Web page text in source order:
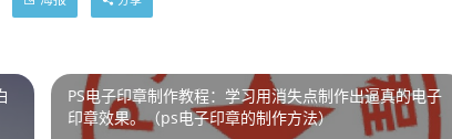
PS电子印章制作教程：学习用消失点制作出逼真的电子
印章效果。（ps电子印章的制作方法）